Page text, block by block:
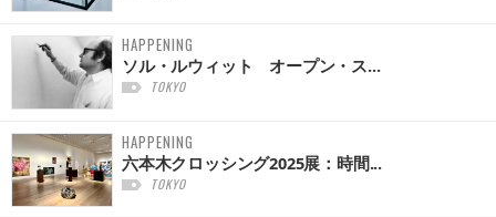
HAPPENING
ソル・ルウィット オープン・ス...
TOKYO
HAPPENING
六本木クロッシング2025展：時間...
TOKYO